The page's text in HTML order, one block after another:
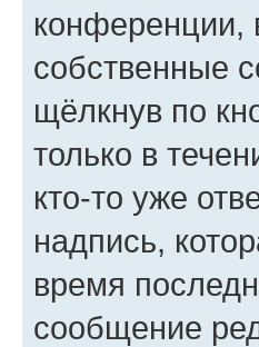
конференции,
собственные
щёлкнув по
только в
кто-то уже
надпись,
время
сообщение